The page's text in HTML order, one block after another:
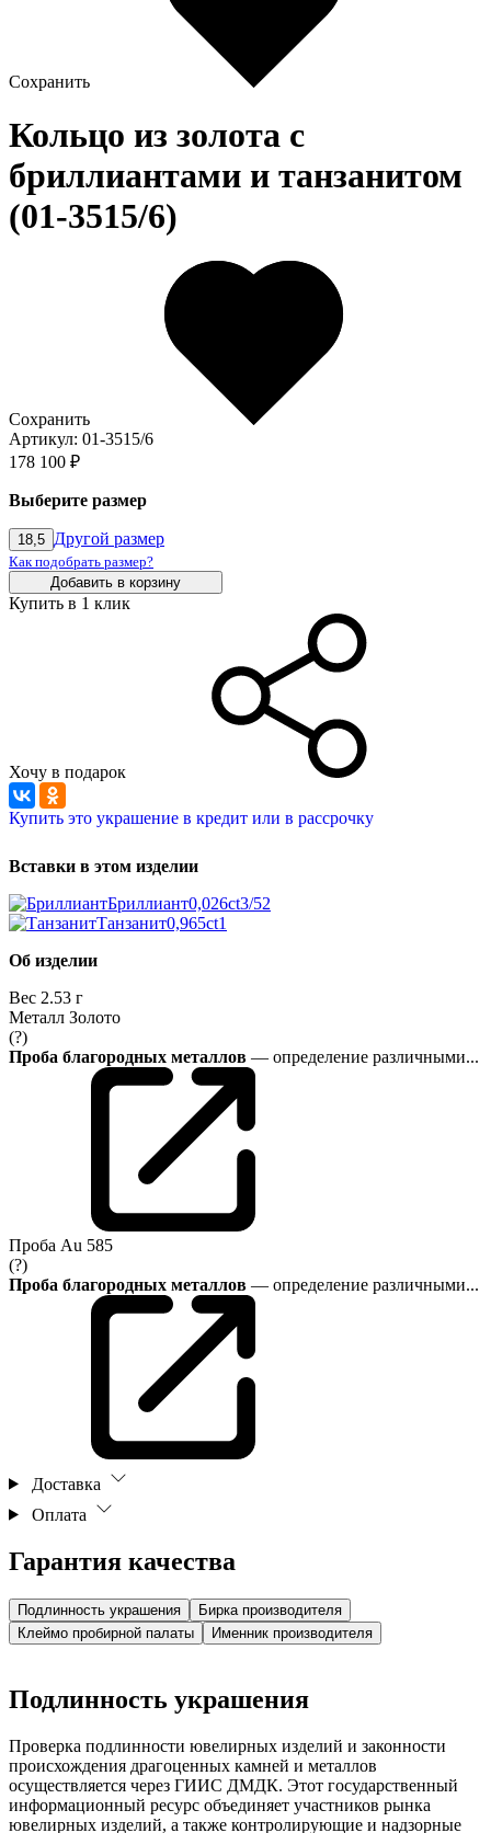
Сохранить
Кольцо из золота c
бриллиантами и танзанитом
(01-3515/6)
Сохранить
Артикул: 01-3515/6
178 100 ₽
Выберите размер
18,5 Другой размер
Как подобрать размер?
Добавить в корзину
Купить в 1 клик
Хочу в подарок
Купить это украшение в кредит или в рассрочку
Вставки в этом изделии
Бриллиант0,026ct3/52
Танзанит0,965ct1
Об изделии
Вес 2.53 г
Металл Золото
(?)
Проба благородных металлов — определение различными...
Проба Au 585
(?)
Проба благородных металлов — определение различными...
Доставка
Оплата
Гарантия качества
Подлинность украшения
Бирка производителя
Клеймо пробирной палаты
Именник производителя
Подлинность украшения
Проверка подлинности ювелирных изделий и законности
происхождения драгоценных камней и металлов
осуществляется через ГИИС ДМДК. Этот государственный
информационный ресурс объединяет участников рынка
ювелирных изделий, а также контролирующие и надзорные